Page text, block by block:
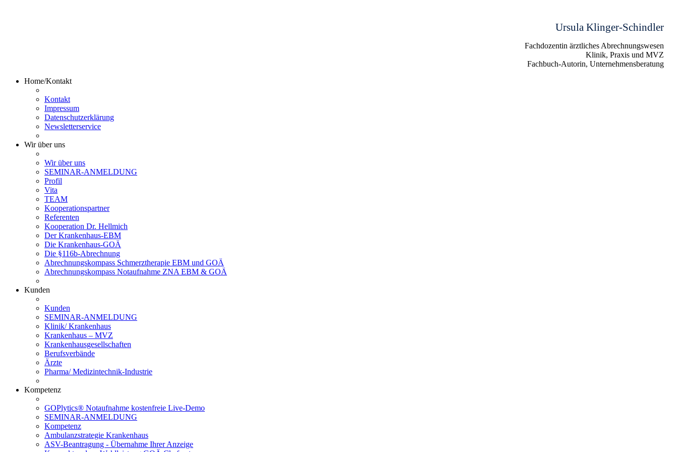
Ursula Klinger-Schindler
Fachdozentin ärztliches Abrechnungswesen
Klinik, Praxis und MVZ
Fachbuch-Autorin, Unternehmensberatung
Home/Kontakt
Kontakt
Impressum
Datenschutzerklärung
Newsletterservice
Wir über uns
Wir über uns
SEMINAR-ANMELDUNG
Profil
Vita
TEAM
Kooperationspartner
Referenten
Kooperation Dr. Hellmich
Der Krankenhaus-EBM
Die Krankenhaus-GOÄ
Die §116b-Abrechnung
Abrechnungskompass Schmerztherapie EBM und GOÄ
Abrechnungskompass Notaufnahme ZNA EBM & GOÄ
Kunden
Kunden
SEMINAR-ANMELDUNG
Klinik/ Krankenhaus
Krankenhaus – MVZ
Krankenhausgesellschaften
Berufsverbände
Ärzte
Pharma/ Medizintechnik-Industrie
Kompetenz
GOPlytics® Notaufnahme kostenfreie Live-Demo
SEMINAR-ANMELDUNG
Kompetenz
Ambulanzstrategie Krankenhaus
ASV-Beantragung - Übernahme Ihrer Anzeige